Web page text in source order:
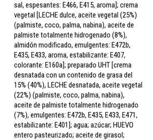
sal, espesantes: E466, E415, aroma]; crema
vegetal [LECHE dulce, aceite vegetal (25%)
(palmiste, coco, palma, nabina), aceite de
palmiste totalmente hidrogenado (8%),
almidón modificado, emulgentes: E472b,
E435, E433, aroma, estabilizante: E407,
colorante: E160a]; preparado UHT [crema
desnatada con un contenido de grasa del
15% (40%), LECHE desnatada, aceite vegetal
(22%) (palmiste, coco, palma, nabina),
aceite de palmiste totalmente hidrogenado
(7%), emulgentes: E472b, E435, E433, E471,
estabilizante: E401]; agua; azúcar; HUEVO
entero pasteurizado; aceite de girasol;